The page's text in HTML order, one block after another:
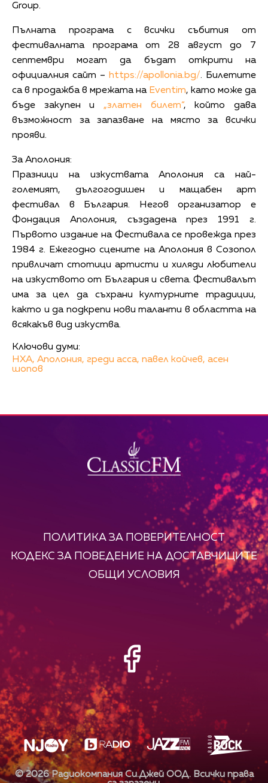
Group.
Пълната програма с всички събития от
фестивалната програма от 28 август до 7
септември могат да бъдат открити на
официалния сайт – https://apollonia.bg/. Билетите
са в продажба в мрежата на Eventim, като може да
бъде закупен и „златен билет“, който дава
възможност за запазване на място за всички
прояви.
За Аполония:
Празници на изкуствата Аполония са най-
големият, дългогодишен и мащабен арт
фестивал в България. Негов организатор е
Фондация Аполония, създадена през 1991 г.
Първото издание на Фестивала се провежда през
1984 г. Ежегодно сцените на Аполония в Созопол
привличат стотици артисти и хиляди любители
на изкуството от България и света. Фестивалът
има за цел да съхрани културните традиции,
както и да подкрепи нови таланти в областта на
всякакъв вид изкуства.
Ключови думи:
НХА, Аполония, греди асса, павел койчев, асен
шопов
ПОЛИТИКА ЗА ПОВЕРИТЕЛНОСТ
КОДЕКС ЗА ПОВЕДЕНИЕ НА ДОСТАВЧИЦИТЕ
ОБЩИ УСЛОВИЯ
©2026Радиокомпания Си.Джей ООД. Всички права